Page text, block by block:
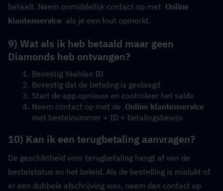
betaalt. Neem onmiddellijk contact op met Online
klantenservice
  als je een fout opmerkt.
9) Wat als ik heb betaald maar geen
Diamonds heb ontvangen?
Bevestig Yaahlan ID
Bevestig dat de betaling is geslaagd
Start de app opnieuw en controleer het saldo
Neem contact op met de Online klantenservice
met bestelnummer + ID + betalingsbewijs
10) Kan ik een terugbetaling aanvragen?
De geschiktheid voor terugbetaling hangt af van de
bestelstatus en het beleid. Als de bestelling is mislukt of
er een dubbele afschrijving was, neem dan contact op